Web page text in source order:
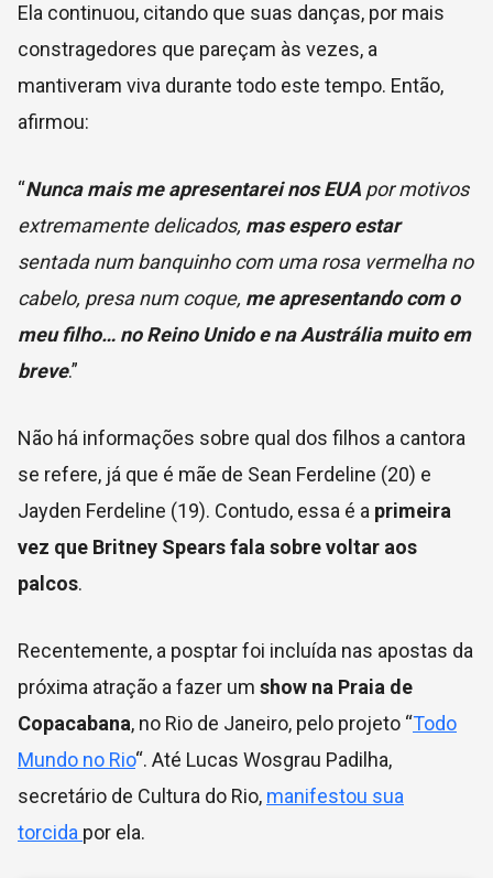
Ela continuou, citando que suas danças, por mais
constragedores que pareçam às vezes, a
mantiveram viva durante todo este tempo. Então,
afirmou:
“Nunca mais me apresentarei nos EUA por motivos
extremamente delicados, mas espero estar
sentada num banquinho com uma rosa vermelha no
cabelo, presa num coque, me apresentando com o
meu filho… no Reino Unido e na Austrália muito em
breve.”
Não há informações sobre qual dos filhos a cantora
se refere, já que é mãe de Sean Ferdeline (20) e
Jayden Ferdeline (19). Contudo, essa é a primeira
vez que Britney Spears fala sobre voltar aos
palcos.
Recentemente, a posptar foi incluída nas apostas da
próxima atração a fazer um show na Praia de
Copacabana, no Rio de Janeiro, pelo projeto “Todo
Mundo no Rio“. Até Lucas Wosgrau Padilha,
secretário de Cultura do Rio, manifestou sua
torcida por ela.